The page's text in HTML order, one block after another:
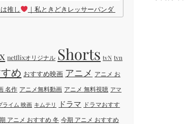
推し ｜私ときどきレッサーパンダ ｜Disney (ディズニープラ
netflixオリジナル Shorts tvN tvn
め おすすめ映画 アニメ アニメ お
名作 アニメ無料動画 アニメ 無料視聴 アマ
ライム 映画 キムテリ ドラマ ドラマおすす
アニメ おすすめ 冬 今期 アニメ おすすめ